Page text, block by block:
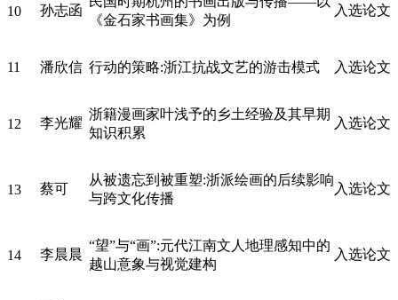
10 孙志函
《金石家书画集》为例
入选论文
11 潘欣信 行动的策略:浙江抗战文艺的游击模式 入选论文
12 李光耀
浙籍漫画家叶浅予的乡土经验及其早期
知识积累
入选论文
13 蔡可
从被遗忘到被重塑:浙派绘画的后续影响
与跨文化传播
入选论文
14 李晨晨
“望”与“画”:元代江南文人地理感知中的
越山意象与视觉建构
入选论文